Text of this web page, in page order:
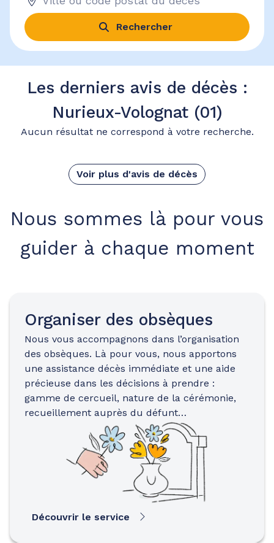
Rechercher
Les derniers avis de décès :
Nurieux-Volognat (01)
Aucun résultat ne correspond à votre recherche.
Voir plus d'avis de décès
Nous sommes là pour vous
guider à chaque moment
Organiser des obsèques
Nous vous accompagnons dans l’organisation
des obsèques. Là pour vous, nous apportons
une assistance décès immédiate et une aide
précieuse dans les décisions à prendre :
gamme de cercueil, nature de la cérémonie,
recueillement auprès du défunt…
Découvrir le service